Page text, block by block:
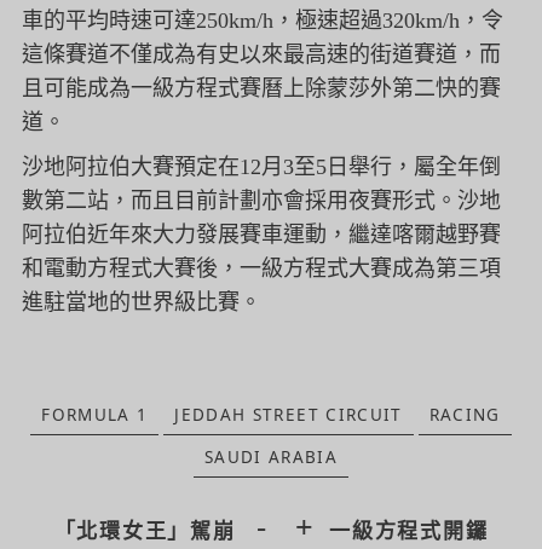
車的平均時速可達250km/h， 極速超過320km/h， 令
這條賽道不僅成為有史以來最高速的街道賽道， 而
且可能成為一級方程式賽曆上除蒙莎外第二快的賽
道。
沙地阿拉伯大賽預定在12月3至5日舉行，屬全年倒
數第二站， 而且目前計劃亦會採用夜賽形式。 沙地
阿拉伯近年來大力發展賽車運動， 繼達喀爾越野賽
和電動方程式大賽後， 一級方程式大賽成為第三項
進駐當地的世界級比賽。
FORMULA 1 JEDDAH STREET CIRCUIT
RACING
SAUDI ARABIA
「北環女王」駕崩 - + 一級方程式開鑼